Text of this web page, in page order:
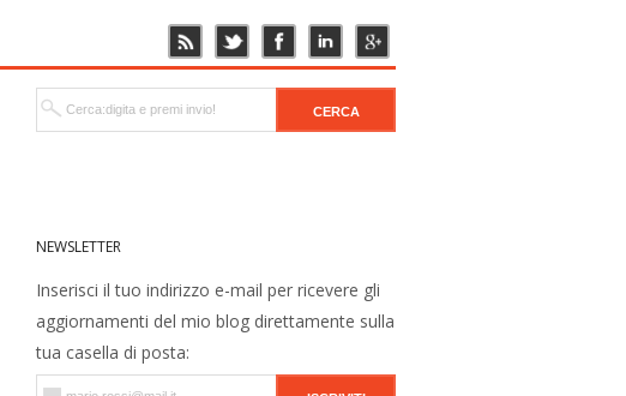
NEWSLETTER
Inserisci il tuo indirizzo e-mail per ricevere gli
aggiornamenti del mio blog direttamente sulla
tua casella di posta: